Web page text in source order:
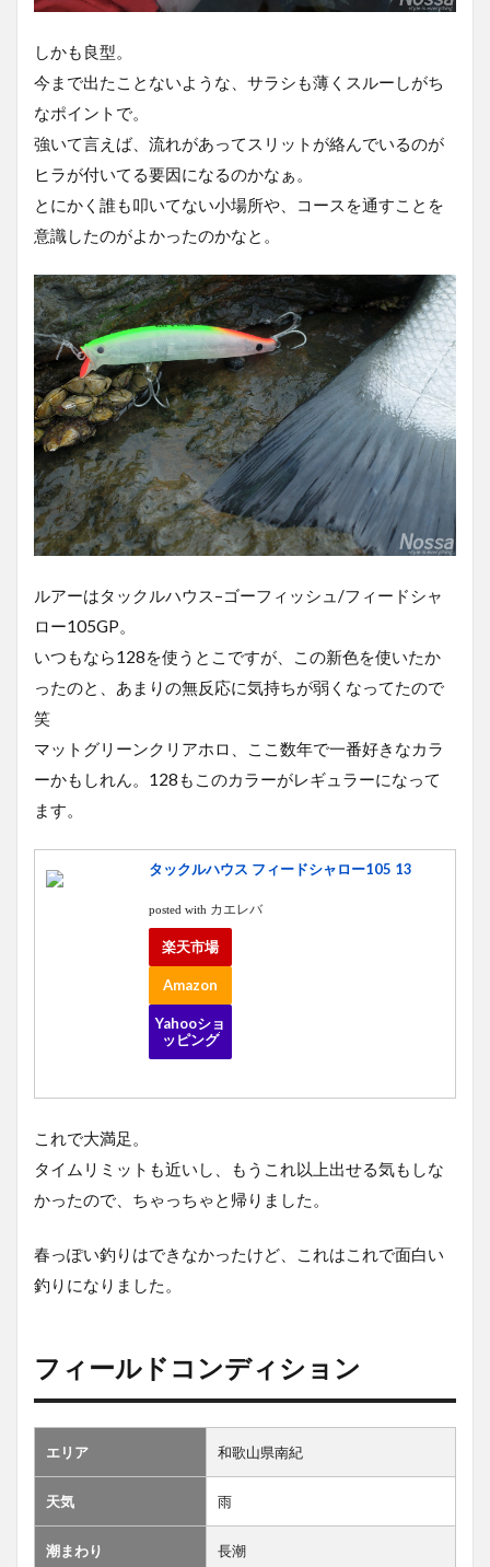
しかも良型。
今まで出たことないような、サラシも薄くスルーしがち
なポイントで。
強いて言えば、流れがあってスリットが絡んでいるのが
ヒラが付いてる要因になるのかなぁ。
とにかく誰も叩いてない小場所や、コースを通すことを
意識したのがよかったのかなと。
ルアーはタックルハウス–ゴーフィッシュ/フィードシャ
ロー105GP。
いつもなら128を使うとこですが、この新色を使いたか
ったのと、あまりの無反応に気持ちが弱くなってたので
笑
マットグリーンクリアホロ、ここ数年で一番好きなカラ
ーかもしれん。128もこのカラーがレギュラーになって
ます。
タックルハウス フィードシャロー105 13
posted with カエレバ
楽天市場
Amazon
Yahooショ
ッピング
これで大満足。
タイムリミットも近いし、もうこれ以上出せる気もしな
かったので、ちゃっちゃと帰りました。
春っぽい釣りはできなかったけど、これはこれで面白い
釣りになりました。
フィールドコンディション
エリア 和歌山県南紀
天気 雨
潮まわり 長潮